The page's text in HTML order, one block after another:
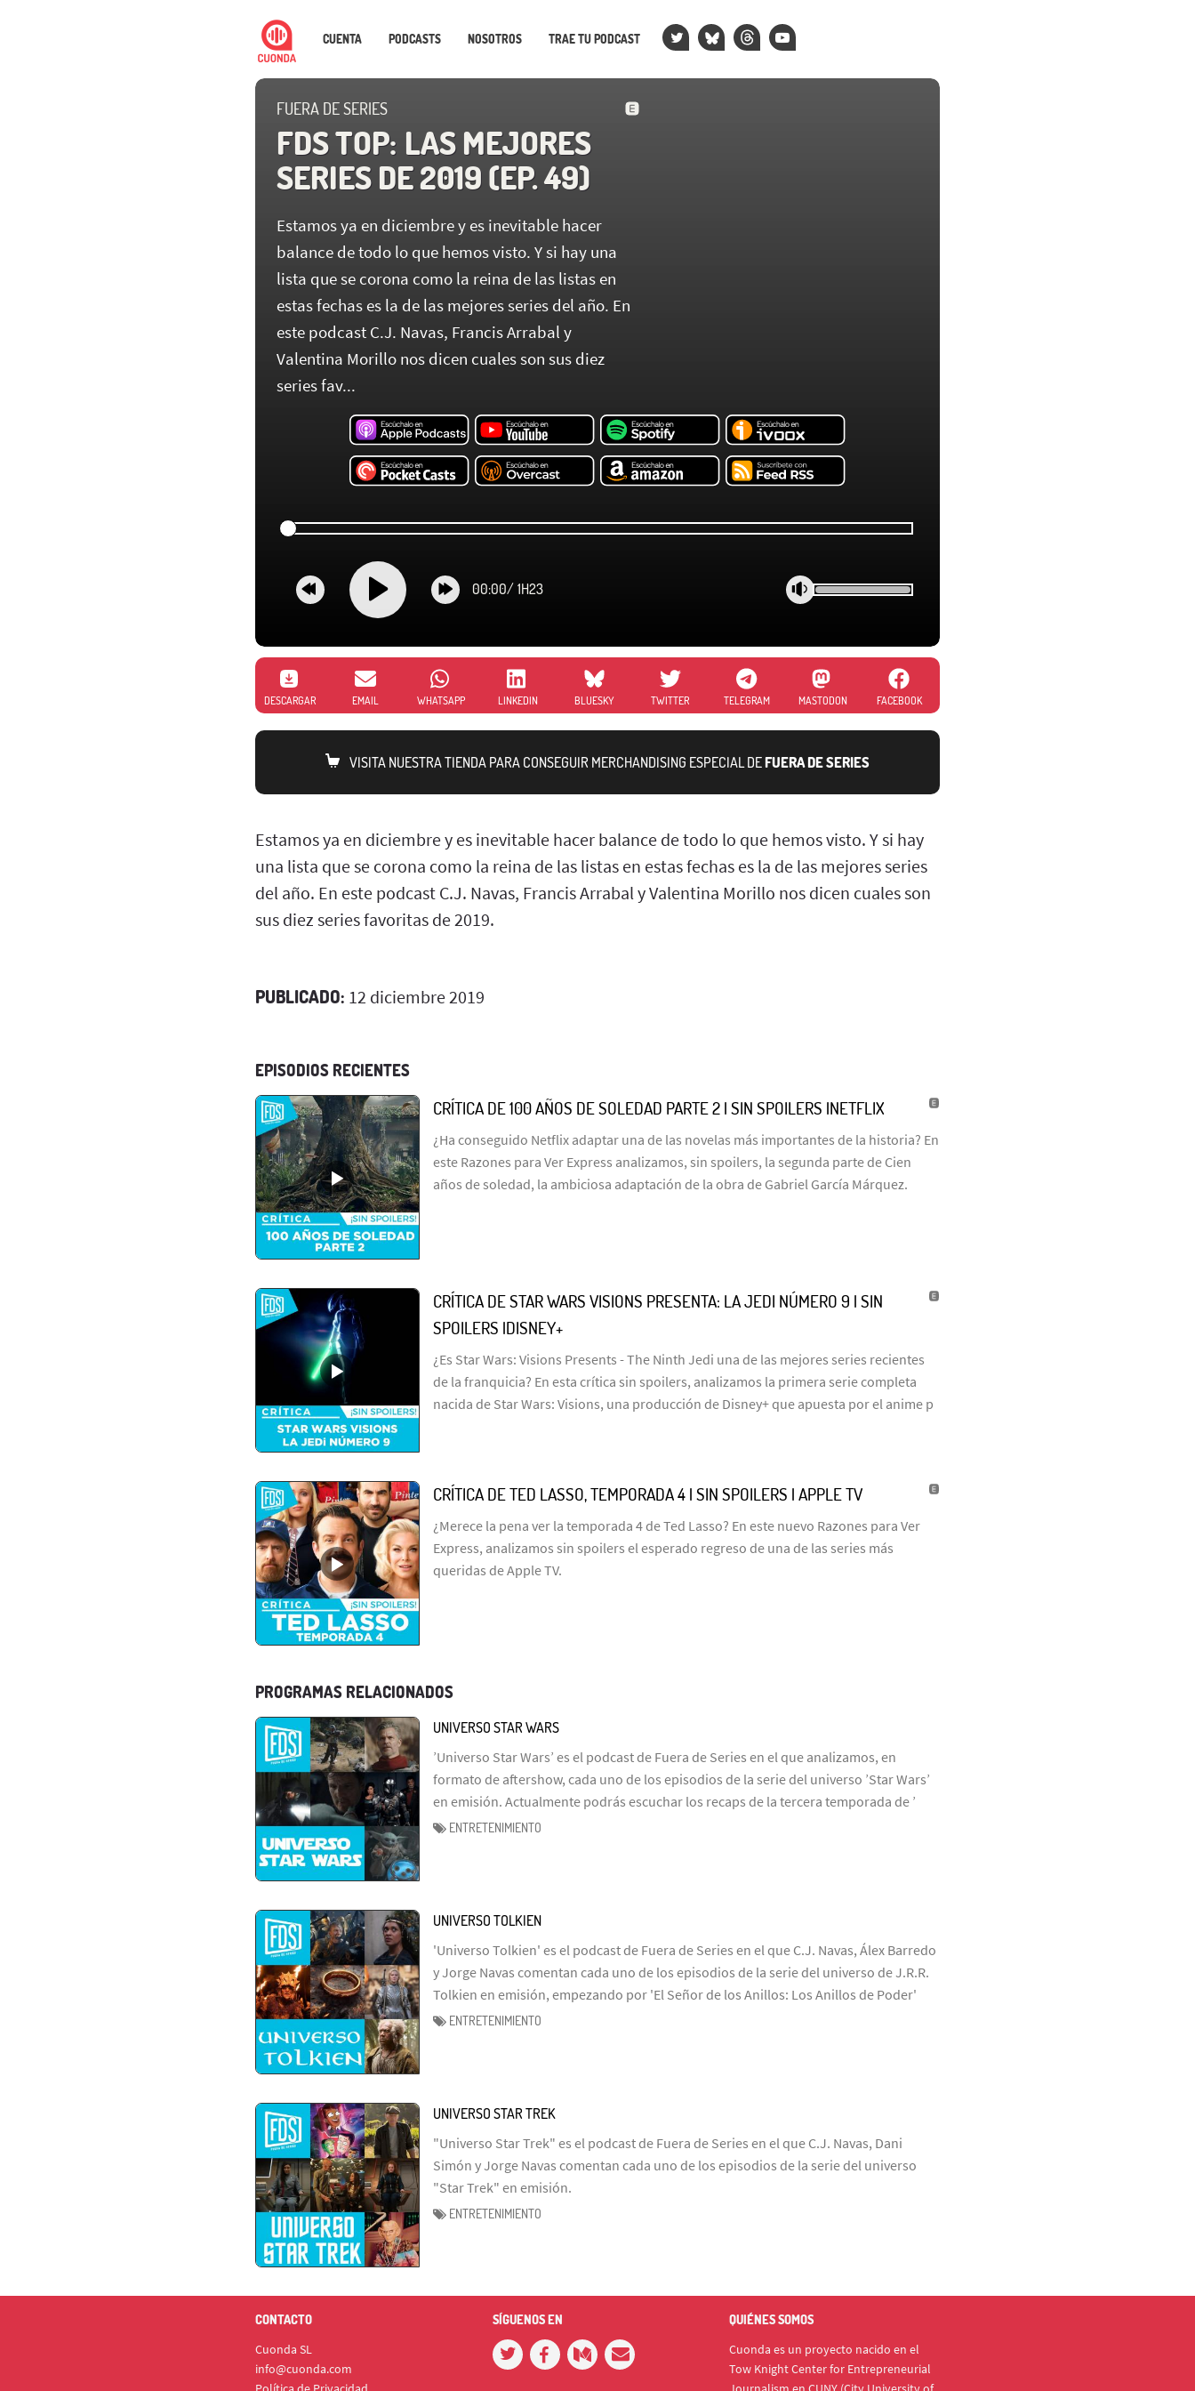
CUENTA PODCASTS NOSOTROS TRAE TU PODCAST
FUERA DE SERIES
FDS TOP: LAS MEJORES
SERIES DE 2019 (EP. 49)
Estamos ya en diciembre y es inevitable hacer
balance de todo lo que hemos visto. Y si hay una
lista que se corona como la reina de las listas en
estas fechas es la de las mejores series del año. En
este podcast C.J. Navas, Francis Arrabal y
Valentina Morillo nos dicen cuales son sus diez
series fav...
00:00/ 1H23
DESCARGAR EMAIL WHATSAPP LINKEDIN BLUESKY TWITTER TELEGRAM MASTODON FACEBOOK
VISITA NUESTRA TIENDA PARA CONSEGUIR MERCHANDISING ESPECIAL DEFUERA DE SERIES
Estamos ya en diciembre y es inevitable hacer balance de todo lo que hemos visto. Y si hay
una lista que se corona como la reina de las listas en estas fechas es la de las mejores series
del año. En este podcast C.J. Navas, Francis Arrabal y Valentina Morillo nos dicen cuales son
sus diez series favoritas de 2019.
PUBLICADO: 12 diciembre 2019
EPISODIOS RECIENTES
CRÍTICA DE 100 AÑOS DE SOLEDAD PARTE 2 | SIN SPOILERS |NETFLIX
¿Ha conseguido Netflix adaptar una de las novelas más importantes de la historia? En
este Razones para Ver Express analizamos, sin spoilers, la segunda parte de Cien
años de soledad, la ambiciosa adaptación de la obra de Gabriel García Márquez.
CRÍTICA DE STAR WARS VISIONS PRESENTA: LA JEDI NÚMERO 9 | SIN
SPOILERS |DISNEY+
¿Es Star Wars: Visions Presents - The Ninth Jedi una de las mejores series recientes
de la franquicia? En esta crítica sin spoilers, analizamos la primera serie completa
nacida de Star Wars: Visions, una producción de Disney+ que apuesta por el anime p
CRÍTICA DE TED LASSO, TEMPORADA 4 | SIN SPOILERS | APPLE TV
¿Merece la pena ver la temporada 4 de Ted Lasso? En este nuevo Razones para Ver
Express, analizamos sin spoilers el esperado regreso de una de las series más
queridas de Apple TV.
PROGRAMAS RELACIONADOS
UNIVERSO STAR WARS
’Universo Star Wars’ es el podcast de Fuera de Series en el que analizamos, en
formato de aftershow, cada uno de los episodios de la serie del universo ’Star Wars’
en emisión. Actualmente podrás escuchar los recaps de la tercera temporada de ’
ENTRETENIMIENTO
UNIVERSO TOLKIEN
'Universo Tolkien' es el podcast de Fuera de Series en el que C.J. Navas, Álex Barredo
y Jorge Navas comentan cada uno de los episodios de la serie del universo de J.R.R.
Tolkien en emisión, empezando por 'El Señor de los Anillos: Los Anillos de Poder'
ENTRETENIMIENTO
UNIVERSO STAR TREK
"Universo Star Trek" es el podcast de Fuera de Series en el que C.J. Navas, Dani
Simón y Jorge Navas comentan cada uno de los episodios de la serie del universo
"Star Trek" en emisión.
ENTRETENIMIENTO
CONTACTO
Cuonda SL
info@cuonda.com
SÍGUENOS EN QUIÉNES SOMOS
Cuonda es un proyecto nacido en el
Tow Knight Center for Entrepreneurial